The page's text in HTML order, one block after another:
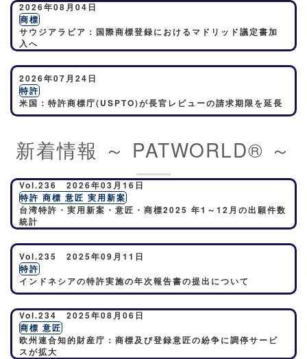
2026年08月04日
商標
サウジアラビア：国際商標登録におけるマドリッド議定書加
入へ
2026年07月24日
特許
米国：特許商標庁(USPTO)が長官レビューの請求期限を延長
新着情報 ～ PATWORLD® ～
Vol.236 2026年03月16日
特許 商標 意匠 実用新案
台湾特許・実用新案・意匠・商標2025 年1～12月の出願件数
統計
Vol.235 2025年09月11日
特許
インドネシアの特許実施の年次報告書の提出について
Vol.234 2025年08月06日
商標 意匠
欧州連合知的財産庁：商標及び登録意匠の紛争に調停サービ
スが拡大